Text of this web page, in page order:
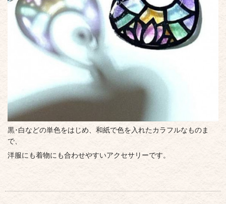
黒･白などの単色をはじめ、和紙で色を入れたカラフルなものま
で、
洋服にも着物にも合わせやすいアクセサリーです。